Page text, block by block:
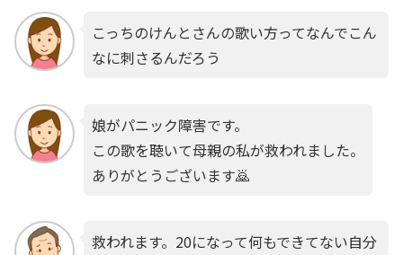
こっちのけんとさんの歌い方ってなんでこん
なに刺さるんだろう
娘がパニック障害です。
この歌を聴いて母親の私が救われました。
ありがとうございます🙇
救われます。20になって何もできてない自分